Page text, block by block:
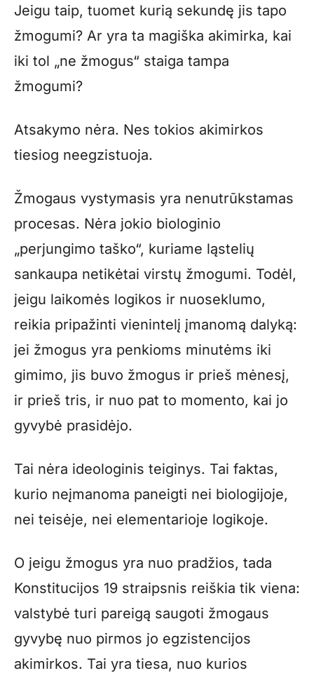
Jeigu taip, tuomet kurią sekundę jis tapo
žmogumi? Ar yra ta magiška akimirka, kai
iki tol „ne žmogus“ staiga tampa
žmogumi?
Atsakymo nėra. Nes tokios akimirkos
tiesiog neegzistuoja.
Žmogaus vystymasis yra nenutrūkstamas
procesas. Nėra jokio biologinio
„perjungimo taško“, kuriame ląstelių
sankaupa netikėtai virstų žmogumi. Todėl,
jeigu laikomės logikos ir nuoseklumo,
reikia pripažinti vienintelį įmanomą dalyką:
jei žmogus yra penkioms minutėms iki
gimimo, jis buvo žmogus ir prieš mėnesį,
ir prieš tris, ir nuo pat to momento, kai jo
gyvybė prasidėjo.
Tai nėra ideologinis teiginys. Tai faktas,
kurio neįmanoma paneigti nei biologijoje,
nei teisėje, nei elementarioje logikoje.
O jeigu žmogus yra nuo pradžios, tada
Konstitucijos 19 straipsnis reiškia tik viena:
valstybė turi pareigą saugoti žmogaus
gyvybę nuo pirmos jo egzistencijos
akimirkos. Tai yra tiesa, nuo kurios